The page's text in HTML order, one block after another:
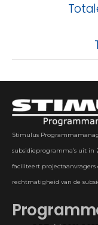
Stimulus
subsidieprogramma’s uit in
faciliteert
rechtmatigheid van de